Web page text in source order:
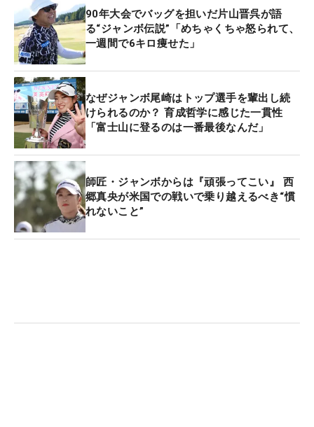
「本人たちは毎日一生懸命やっていると思うんだけ
ど、トレーニングの仕方を知らない。球を打つこと
が練習だと思っている子が多い」と現在のジュニア
ゴルファーの課題を挙げる。このセレクションを終
え、ジャンボのお眼鏡にかなった選手が、アカデミ
ーの7期生として、その指導を受けることになる。
さらに、気になるジャンボ自身の試合復帰について
も明言。取材陣の質問に「ないない、（試合出場へ
の意思は）ほとんどありません。この年齢で出て、
何をしろっていうんだ。コロナの4年間、ギャップ
が大きかった。自分の人生のなかで。諦めてしまっ
た、ということはないけど。嫌だよな、健康のため
90年大会でバッグを担いだ片山晋呉が語
る“ジャンボ伝説”「めちゃくちゃ怒られて、
一週間で6キロ痩せた」
なぜジャンボ尾崎はトップ選手を輩出し続
けられるのか？ 育成哲学に感じた一貫性
「富士山に登るのは一番最後なんだ」
師匠・ジャンボからは『頑張ってこい』 西
郷真央が米国での戦いで乗り越えるべき“慣
れないこと”